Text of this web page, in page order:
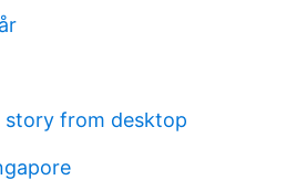
story from desktop